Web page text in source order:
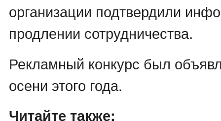
организации подтвердили
продлении сотрудничества.
Рекламный конкурс был
осени этого года.
Читайте также: